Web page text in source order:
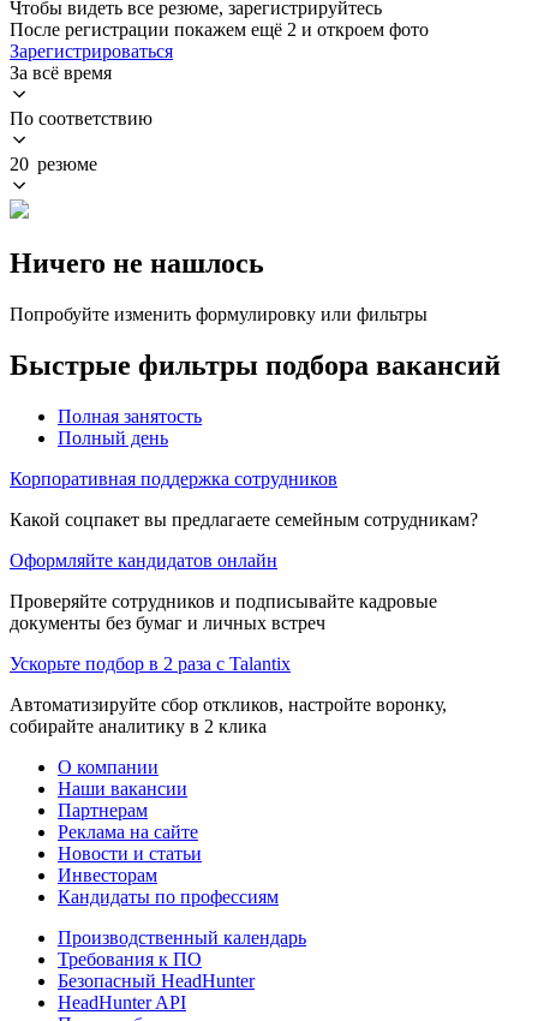
Чтобы видеть все резюме, зарегистрируйтесь
После регистрации покажем ещё 2 и откроем фото
Зарегистрироваться
За всё время
По соответствию
20 резюме
Ничего не нашлось
Попробуйте изменить формулировку или фильтры
Быстрые фильтры подбора вакансий
Полная занятость
Полный день
Корпоративная поддержка сотрудников
Какой соцпакет вы предлагаете семейным сотрудникам?
Оформляйте кандидатов онлайн
Проверяйте сотрудников и подписывайте кадровые
документы без бумаг и личных встреч
Ускорьте подбор в 2 раза с Talantix
Автоматизируйте сбор откликов, настройте воронку,
собирайте аналитику в 2 клика
О компании
Наши вакансии
Партнерам
Реклама на сайте
Новости и статьи
Инвесторам
Кандидаты по профессиям
Производственный календарь
Требования к ПО
Безопасный HeadHunter
HeadHunter API